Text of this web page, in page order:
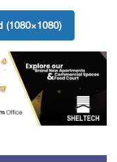
(1080×1080)